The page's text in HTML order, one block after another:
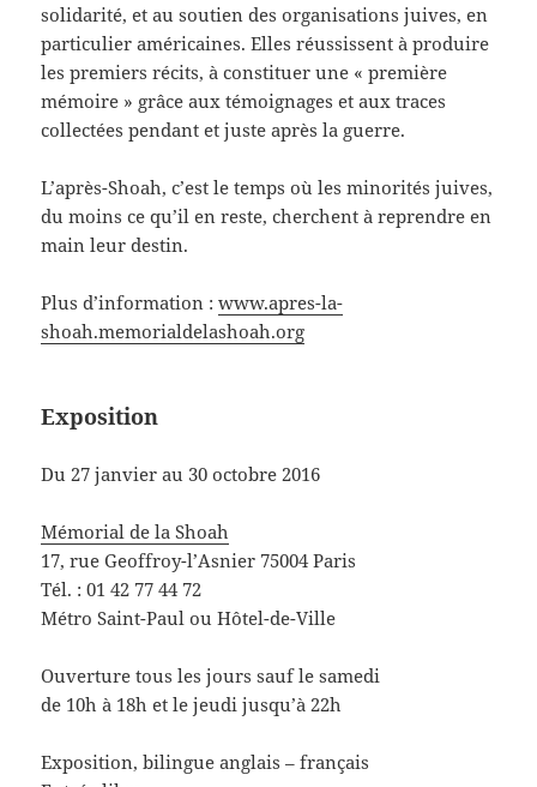
solidarité, et au soutien des organisations juives, en
particulier américaines. Elles réussissent à produire
les premiers récits, à constituer une « première
mémoire » grâce aux témoignages et aux traces
collectées pendant et juste après la guerre.
L’après-Shoah, c’est le temps où les minorités juives,
du moins ce qu’il en reste, cherchent à reprendre en
main leur destin.
Plus d’information :www.apres-la-
shoah.memorialdelashoah.org
Exposition
Du 27 janvier au 30 octobre 2016
Mémorial de la Shoah
17, rue Geoffroy-l’Asnier 75004 Paris
Tél. : 01 42 77 44 72
Métro Saint-Paul ou Hôtel-de-Ville
Ouverture tous les jours sauf le samedi
de 10h à 18h et le jeudi jusqu’à 22h
Exposition, bilingue anglais – français